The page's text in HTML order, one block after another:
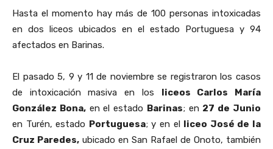
Hasta el momento hay más de 100 personas intoxicadas
en dos liceos ubicados en el estado Portuguesa y 94
afectados en Barinas.
El pasado 5, 9 y 11 de noviembre se registraron los casos
de intoxicación masiva en los liceos Carlos María
González Bona,en el estado Barinas; en 27 de Junio
en Turén, estado Portuguesa; y en el liceo José de la
Cruz Paredes, ubicado en San Rafael de Onoto, también